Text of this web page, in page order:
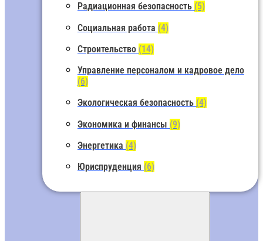
Радиационная безопасность (5)
Социальная работа (4)
Строительство (14)
Управление персоналом и кадровое дело
(6)
Экологическая безопасность (4)
Экономика и финансы (9)
Энергетика (4)
Юриспруденция (6)